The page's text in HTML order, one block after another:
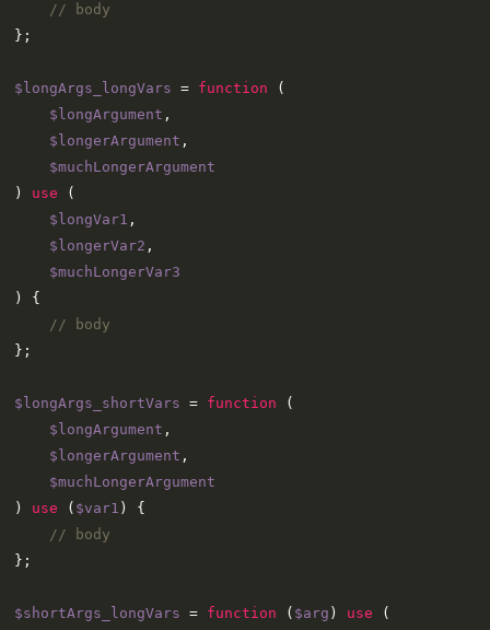
// body
};
$longArgs_longVars = function (
$longArgument ,
$longerArgument ,
$muchLongerArgument
) use (
$longVar1 ,
$longerVar2 ,
$muchLongerVar3
) {
// body
};
$longArgs_shortVars = function (
$longArgument ,
$longerArgument ,
$muchLongerArgument
) use ( $var1 ) {
// body
};
$shortArgs_longVars = function ( $arg ) use (